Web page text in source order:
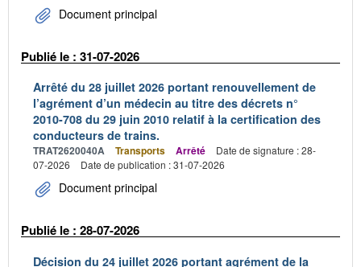
Document principal
Publié le : 31-07-2026
Arrêté du 28 juillet 2026 portant renouvellement de
l’agrément d’un médecin au titre des décrets n°
2010-708 du 29 juin 2010 relatif à la certification des
conducteurs de trains.
TRAT2620040A Transports Arrêté
Date de signature : 28-
07-2026
Date de publication : 31-07-2026
Document principal
Publié le : 28-07-2026
Décision du 24 juillet 2026 portant agrément de la